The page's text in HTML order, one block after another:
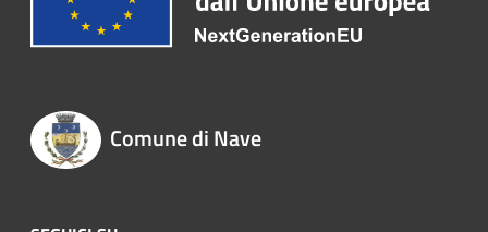
Comune di Nave